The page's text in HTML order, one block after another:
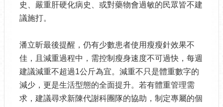
史、嚴重肝硬化病史、或對藥物會過敏的民眾皆不建
議施打。
潘立昕最後提醒，仍有少數患者使用瘦瘦針效果不
佳，且減重過程中，需控制瘦身速度不可過快，每週
建議減重不超過1公斤為宜。減重不只是體重數字的
減少，更是生活型態的全面提升。若有體重管理需
求，建議尋求新陳代謝科團隊的協助，制定專屬的個